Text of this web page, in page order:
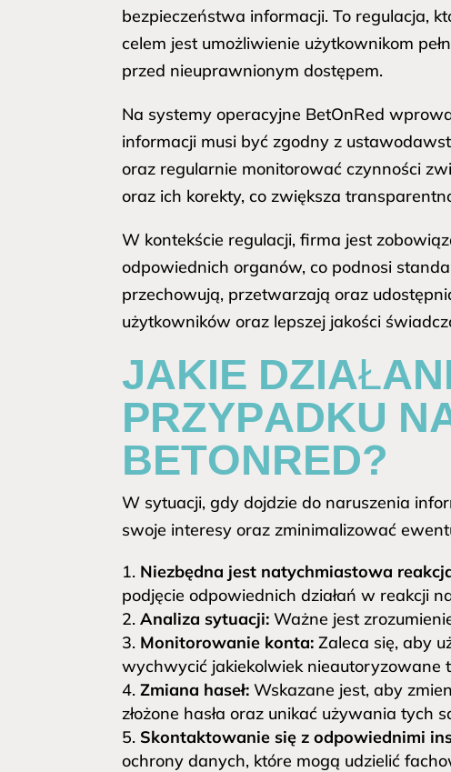
bezpieczeństwa informacji. To regulacja,
celem jest umożliwienie użytkownikom
przed nieuprawnionym dostępem.
Na systemy operacyjne BetOnRed
informacji musi być zgodny z
oraz regularnie monitorować czynności
oraz ich korekty, co zwiększa
W kontekście regulacji, firma jest
odpowiednich organów, co podnosi
przechowują, przetwarzają oraz
użytkowników oraz lepszej jakości
JAKIE
PRZYPADKU
BETONRED?
W sytuacji, gdy dojdzie do naruszenia
swoje interesy oraz zminimalizować
Niezbędna jest natychmiastowa
podjęcie odpowiednich działań w reakcji
Analiza sytuacji: Ważne jest
Monitorowanie konta: Zaleca się, aby
wychwycić jakiekolwiek nieautoryzowane
Zmiana haseł: Wskazane jest, aby
złożone hasła oraz unikać używania tych
Skontaktowanie się z odpowiednimi
ochrony danych, które mogą udzielić